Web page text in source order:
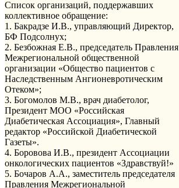
Список организаций, поддержавших
коллективное обращение:
1. Бакрадзе И.В., управляющий Директор,
БФ Подсолнух;
2. Безбожная Е.В., председатель Правления
Межрегиональной общественной
организации «Общество пациентов с
Наследственным Ангионевротическим
Отеком»;
3. Богомолов М.В., врач диабетолог,
Президент МОО «Российская
Диабетическая Ассоциация», Главный
редактор «Российской Диабетической
Газеты».
4. Боровова И.В., президент Ассоциации
онкологических пациентов «Здравствуй!»
5. Бочаров А.А., заместитель председателя
Правления Межрегиональной